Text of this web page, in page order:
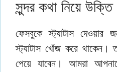
সুন্দর কথা নিয়ে উক্তি
ফেসবুকে স্ট্যাটাস দেওয়ার
স্ট্যাটাস খোঁজ করে
পেয়ে যাবেন। আমরা